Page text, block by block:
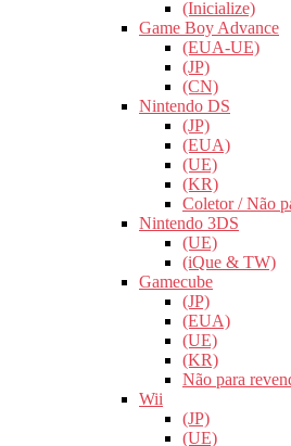
(Inicialize)
Game Boy Advance
(EUA-UE)
(JP)
(CN)
Nintendo DS
(JP)
(EUA)
(UE)
(KR)
Coletor / Não
Nintendo 3DS
(UE)
(iQue & TW)
Gamecube
(JP)
(EUA)
(UE)
(KR)
Não para
Wii
(JP)
(UE)